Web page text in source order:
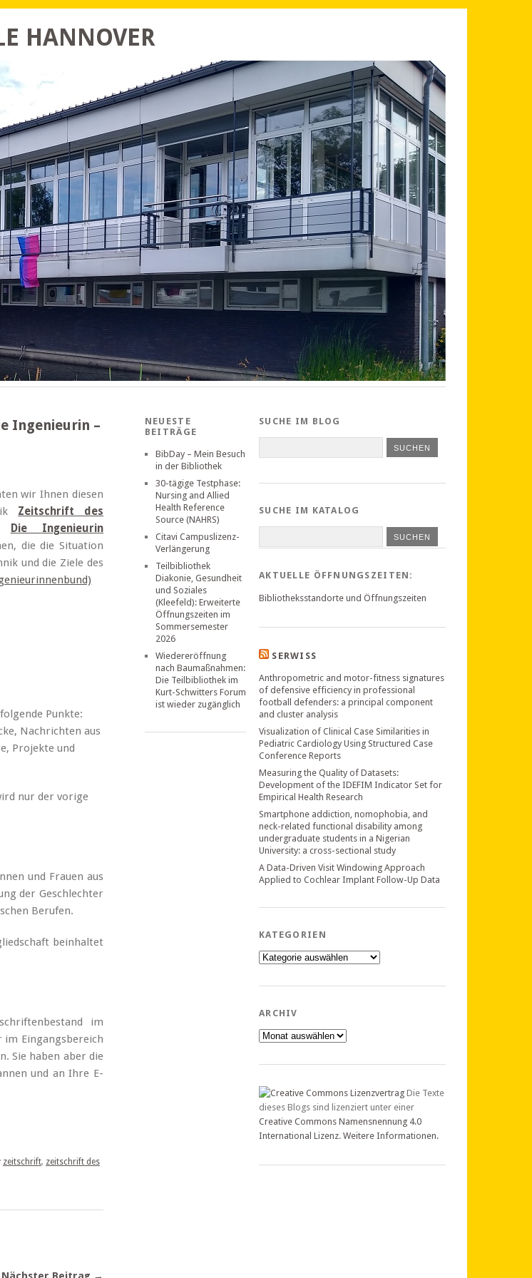
HANNOVER
Ingenieurin –
wir Ihnen diesen
Zeitschrift des
Die Ingenieurin
die die Situation
und die Ziele des
Punkte:
Nachrichten aus
Projekte und
nur der vorige
und Frauen aus
der Geschlechter
Berufen.
beinhaltet
im
im Eingangsbereich
Sie haben aber die
und an Ihre E-
zeitschrift, zeitschrift des
NEUESTE
BEITRÄGE
BibDay – Mein Besuch
in der Bibliothek
30-tägige Testphase:
Nursing and Allied
Health Reference
Source (NAHRS)
Citavi Campuslizenz-
Verlängerung
Teilbibliothek
Diakonie, Gesundheit
und Soziales
(Kleefeld): Erweiterte
Öffnungszeiten im
Sommersemester
2026
Wiedereröffnung
nach Baumaßnahmen:
Die Teilbibliothek im
Kurt-Schwitters Forum
ist wieder zugänglich
SUCHE IM BLOG
SUCHE IM KATALOG
SUCHEN
AKTUELLE ÖFFNUNGSZEITEN:
Bibliotheksstandorte und Öffnungszeiten
SERWISS
Anthropometric and motor-fitness signatures
of defensive efficiency in professional
football defenders: a principal component
and cluster analysis
Visualization of Clinical Case Similarities in
Pediatric Cardiology Using Structured Case
Conference Reports
Measuring the Quality of Datasets:
Development of the IDEFIM Indicator Set for
Empirical Health Research
Smartphone addiction, nomophobia, and
neck-related functional disability among
undergraduate students in a Nigerian
University: a cross-sectional study
A Data-Driven Visit Windowing Approach
Applied to Cochlear Implant Follow-Up Data
KATEGORIEN
Kategorien
ARCHIV
Archiv
Die Texte
dieses Blogs sind lizenziert unter einer
Creative Commons Namensnennung 4.0
International Lizenz. Weitere Informationen.